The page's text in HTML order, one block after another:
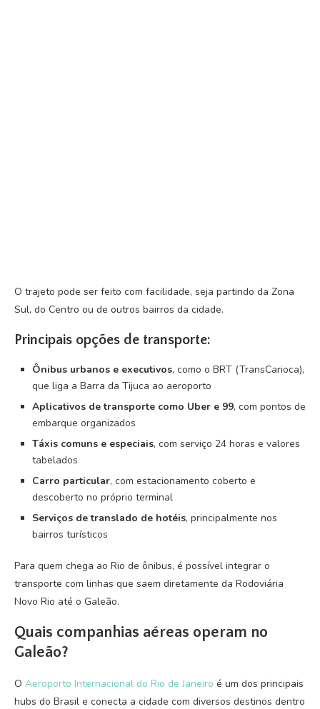
O trajeto pode ser feito com facilidade, seja partindo da Zona
Sul, do Centro ou de outros bairros da cidade.
Principais opções de transporte:
Ônibus urbanos e executivos, como o BRT (TransCarioca),
que liga a Barra da Tijuca ao aeroporto
Aplicativos de transporte como Uber e 99, com pontos de
embarque organizados
Táxis comuns e especiais, com serviço 24 horas e valores
tabelados
Carro particular, com estacionamento coberto e
descoberto no próprio terminal
Serviços de translado de hotéis, principalmente nos
bairros turísticos
Para quem chega ao Rio de ônibus, é possível integrar o
transporte com linhas que saem diretamente da Rodoviária
Novo Rio até o Galeão.
Quais companhias aéreas operam no
Galeão?
O Aeroporto Internacional do Rio de Janeiro é um dos principais
hubs do Brasil e conecta a cidade com diversos destinos dentro